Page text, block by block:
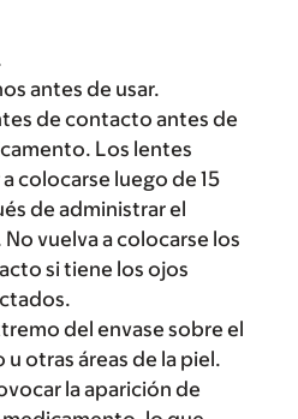
antes de usar.
de contacto antes de
Los lentes
colocarse luego de 15
de administrar el
vuelva a colocarse los
si tiene los ojos
del envase sobre el
otras áreas de la piel.
la aparición de